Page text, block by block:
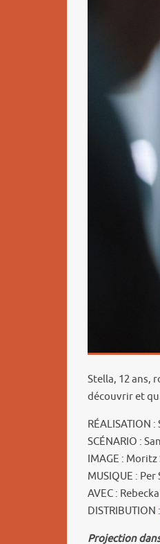
Stella, 12 ans,
découvrir et
RÉALISATION
SCÉNARIO :
IMAGE :
MUSIQUE :
AVEC :
DISTRIBUTION :
Projection